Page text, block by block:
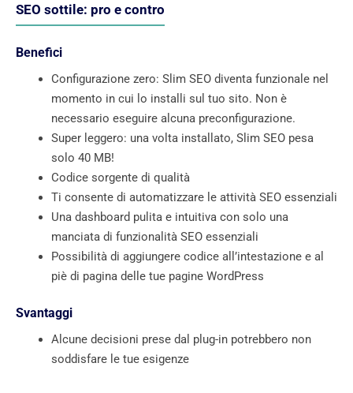
SEO sottile: pro e contro
Benefici
Configurazione zero: Slim SEO diventa funzionale nel
momento in cui lo installi sul tuo sito. Non è
necessario eseguire alcuna preconfigurazione.
Super leggero: una volta installato, Slim SEO pesa
solo 40 MB!
Codice sorgente di qualità
Ti consente di automatizzare le attività SEO essenziali
Una dashboard pulita e intuitiva con solo una
manciata di funzionalità SEO essenziali
Possibilità di aggiungere codice all’intestazione e al
piè di pagina delle tue pagine WordPress
Svantaggi
Alcune decisioni prese dal plug-in potrebbero non
soddisfare le tue esigenze